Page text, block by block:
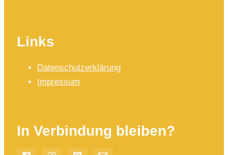
Links
Datenschutzerklärung
Impressum
In Verbindung bleiben?